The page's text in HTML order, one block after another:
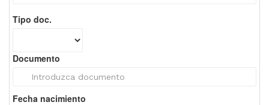
Tipo doc.
Documento
Fecha nacimiento